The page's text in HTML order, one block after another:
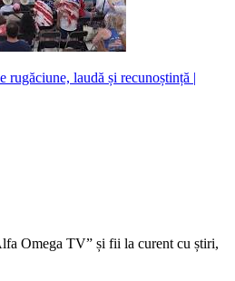
rugăciune, laudă și recunoștință |
Omega TV” și fii la curent cu știri,